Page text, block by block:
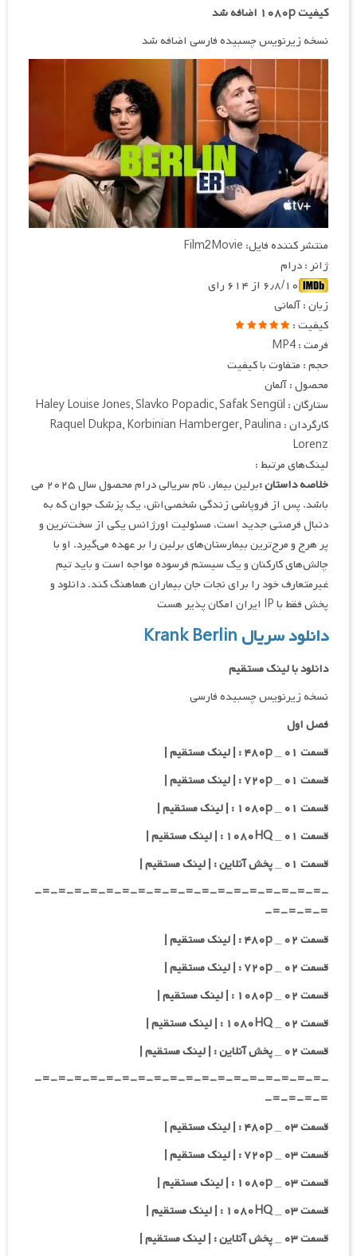
کیفیت ۱۰۸۰p اضافه شد
نسخه زیرنویس چسبیده فارسی اضافه شد
منتشر کننده فایل: Film2Movie
ژانر : درام
۶٫۸/۱۰ از ۶۱۴ رای
زبان : آلمانی
کیفیت :
فرمت : MP4
حجم : متفاوت با کیفیت
محصول : آلمان
ستارگان : Haley Louise Jones, Slavko Popadic, Safak Sengül
کارگردان : Raquel Dukpa, Korbinian Hamberger, Paulina
Lorenz
لینک‌های مرتبط :
خلاصه داستان :
برلین بیمار، نام سریالی درام محصول سال ۲۰۲۵ می
باشد. پس از فروپاشی زندگی شخصی‌اش، یک پزشک جوان که به
دنبال فرصتی جدید است، مسئولیت اورژانس یکی از سخت‌ترین و
پر هرج و مرج‌ترین بیمارستان‌های برلین را بر عهده می‌گیرد. او با
چالش‌های کارکنان و یک سیستم فرسوده مواجه است و باید تیم
غیرمتعارف خود را برای نجات جان بیماران هماهنگ کند. دانلود و
پخش فقط با IP ایران امکان پذیر هست
دانلود سریال Krank Berlin
دانلود با لینک مستقیم
نسخه زیرنویس چسبیده فارسی
فصل اول
قسمت ۰۱ _ ۴۸۰p : | لینک مستقیم |
قسمت ۰۱ _ ۷۲۰p : | لینک مستقیم |
قسمت ۰۱ _ ۱۰۸۰p : | لینک مستقیم |
قسمت ۰۱ _ ۱۰۸۰HQ : | لینک مستقیم |
قسمت ۰۱ _ پخش آنلاین : | لینک مستقیم |
-=-=-=-=-=-=-=-=-=-=-=-=-=-=-=-=-=-=-
=-=-=-=-
قسمت ۰۲ _ ۴۸۰p : | لینک مستقیم |
قسمت ۰۲ _ ۷۲۰p : | لینک مستقیم |
قسمت ۰۲ _ ۱۰۸۰p : | لینک مستقیم |
قسمت ۰۲ _ ۱۰۸۰HQ : | لینک مستقیم |
قسمت ۰۲ _ پخش آنلاین : | لینک مستقیم |
-=-=-=-=-=-=-=-=-=-=-=-=-=-=-=-=-=-=-
=-=-=-=-
قسمت ۰۳ _ ۴۸۰p : | لینک مستقیم |
قسمت ۰۳ _ ۷۲۰p : | لینک مستقیم |
قسمت ۰۳ _ ۱۰۸۰p : | لینک مستقیم |
قسمت ۰۳ _ ۱۰۸۰HQ : | لینک مستقیم |
قسمت ۰۳ _ پخش آنلاین : | لینک مستقیم |